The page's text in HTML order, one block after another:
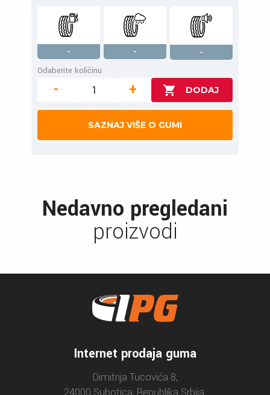
- -
-
Odaberite količinu
- +
SAZNAJ VIŠE O GUMI
Nedavno pregledani
proizvodi
Internet prodaja guma
Dimitrija Tucovića 8,